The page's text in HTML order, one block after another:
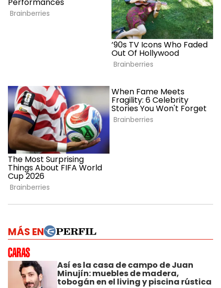
MÁS EN
Así es la casa de campo de Juan
Minujín: muebles de madera,
tobogán en el living y piscina rústica